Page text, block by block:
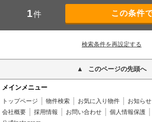
1件
検索条件を再設定する
このページの先頭へ
メインメニュー
トップページ 物件検索 お気に入り物件 お知らせ
会社概要
採用情報 お問い合わせ 個人情報保護